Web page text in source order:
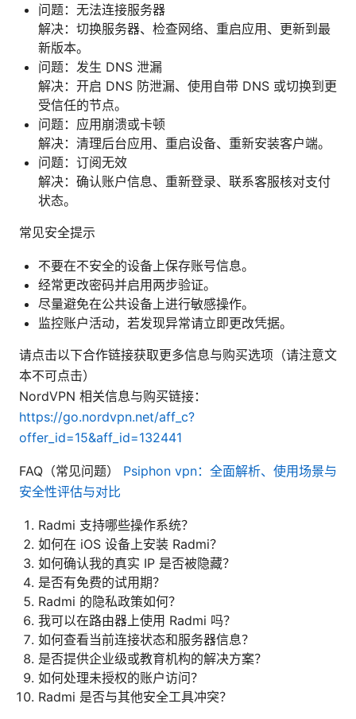
问题：无法连接服务器
解决：切换服务器、检查网络、重启应用、更新到最
新版本。
问题：发生 DNS 泄漏
解决：开启 DNS 防泄漏、使用自带 DNS 或切换到更
受信任的节点。
问题：应用崩溃或卡顿
解决：清理后台应用、重启设备、重新安装客户端。
问题：订阅无效
解决：确认账户信息、重新登录、联系客服核对支付
状态。
常见安全提示
不要在不安全的设备上保存账号信息。
经常更改密码并启用两步验证。
尽量避免在公共设备上进行敏感操作。
监控账户活动，若发现异常请立即更改凭据。
请点击以下合作链接获取更多信息与购买选项（请注意文
本不可点击）
NordVPN 相关信息与购买链接：
https://go.nordvpn.net/aff_c?
offer_id=15&aff_id=132441
FAQ（常见问题） Psiphon vpn：全面解析、使用场景与
安全性评估与对比
Radmi 支持哪些操作系统？
如何在 iOS 设备上安装 Radmi？
如何确认我的真实 IP 是否被隐藏？
是否有免费的试用期？
Radmi 的隐私政策如何？
我可以在路由器上使用 Radmi 吗？
如何查看当前连接状态和服务器信息？
是否提供企业级或教育机构的解决方案？
如何处理未授权的账户访问？
Radmi 是否与其他安全工具冲突？